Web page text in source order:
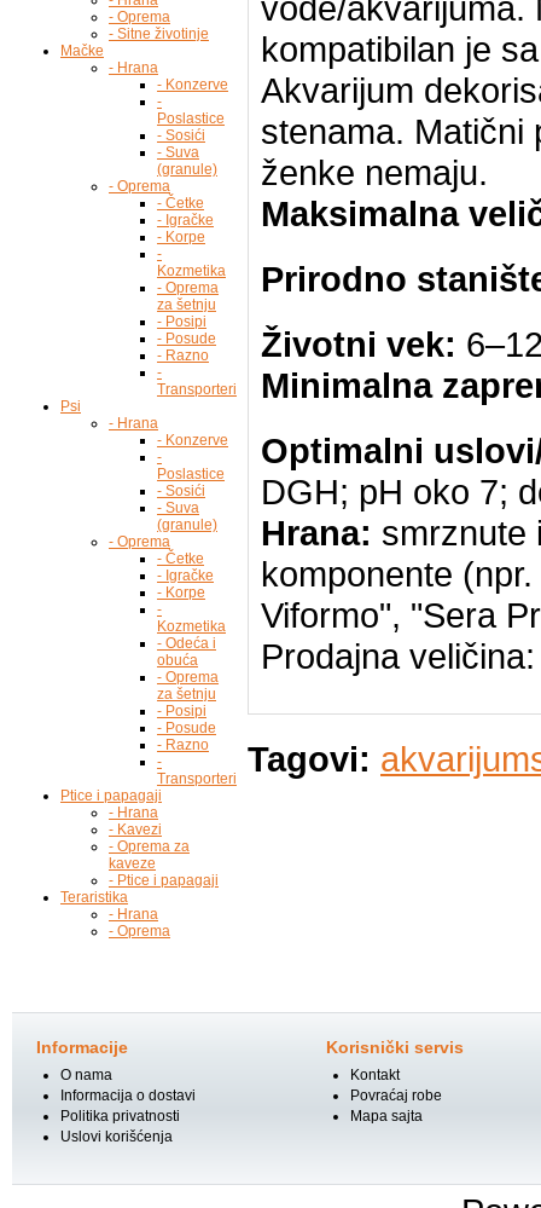
- Oprema
- Sitne životinje
Mačke
- Hrana
- Konzerve
-
Poslastice
- Sosići
- Suva
(granule)
- Oprema
- Četke
- Igračke
- Korpe
-
Kozmetika
- Oprema
za šetnju
- Posipi
- Posude
- Razno
-
Transporteri
Psi
- Hrana
- Konzerve
-
Poslastice
- Sosići
- Suva
(granule)
- Oprema
- Četke
- Igračke
- Korpe
-
Kozmetika
- Odeća i
obuća
- Oprema
za šetnju
- Posipi
- Posude
- Razno
-
Transporteri
Ptice i papagaji
- Hrana
- Kavezi
- Oprema za
kaveze
- Ptice i papagaji
Teraristika
- Hrana
- Oprema
kompatibilan je
Akvarijum
stenama. Matični
ženke nemaju.
Maksimalna
Prirodno
Životni vek:
Minimalna
Optimalni
DGH; pH oko 7;
Hrana: smrznute
komponente
Viformo", "Sera
Prodajna
Tagovi:
Informacije
O nama
Informacija o dostavi
Politika privatnosti
Uslovi korišćenja
Korisnički servis
Kontakt
Povraćaj robe
Mapa sajta